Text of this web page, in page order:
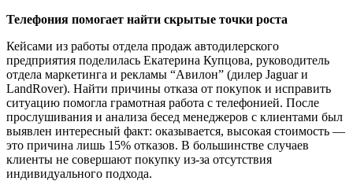
Телефония помогает найти скрытые точки роста
Кейсами из работы отдела продаж автодилерского
предприятия поделилась Екатерина Купцова, руководитель
отдела маркетинга и рекламы “Авилон” (дилер Jaguar и
LandRover). Найти причины отказа от покупок и исправить
ситуацию помогла грамотная работа с телефонией. После
прослушивания и анализа бесед менеджеров с клиентами был
выявлен интересный факт: оказывается, высокая стоимость —
это причина лишь 15% отказов. В большинстве случаев
клиенты не совершают покупку из-за отсутствия
индивидуального подхода.